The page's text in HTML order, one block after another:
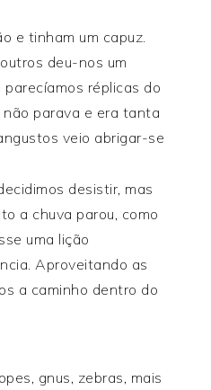
e tinham um capuz.
deu-nos um
réplicas do
parava e era tanta
veio abrigar-se
desistir, mas
a chuva parou, como
uma lição
Aproveitando as
a caminho dentro do
gnus, zebras, mais